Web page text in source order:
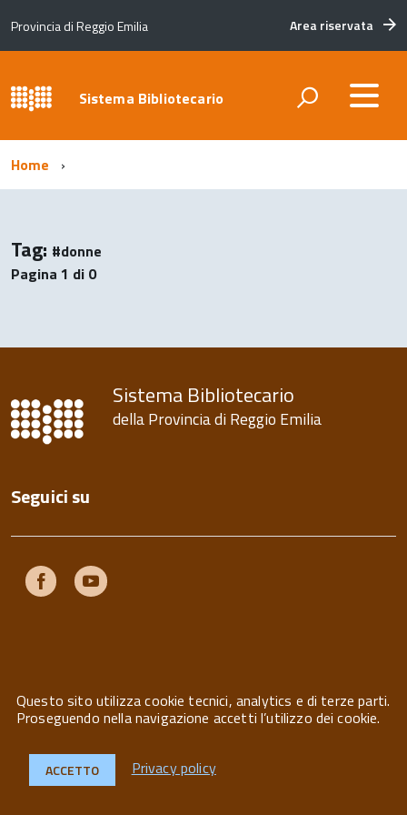
Questo sito utilizza cookie tecnici, analytics e di terze parti.
Proseguendo nella navigazione accetti l’utilizzo dei cookie.
ACCETTO Privacy policy
Provincia di Reggio Emilia Area riservata
Sistema Bibliotecario
Home
Tag: #donne
Pagina 1 di 0
Sistema Bibliotecario
della Provincia di Reggio Emilia
Seguici su
Facebook
Privacy Note legali Contatti